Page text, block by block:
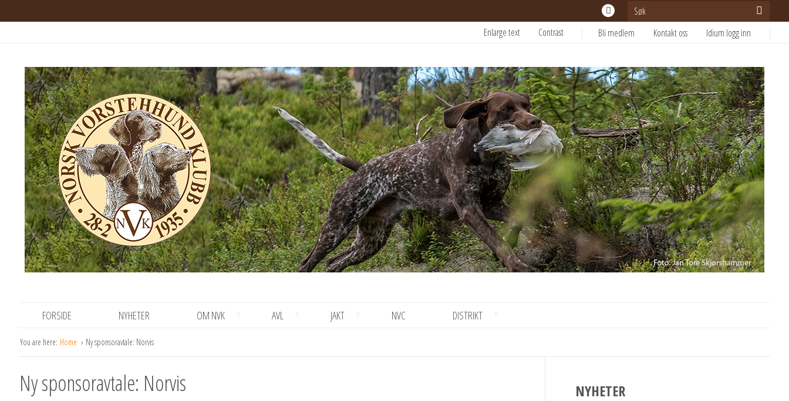
Enlarge text Contrast Bli medlem Kontakt oss Idium logg inn
FORSIDE NYHETER OM NVK AVL JAKT NVC DISTRIKT
You are here: Home Ny sponsoravtale: Norvis
Ny sponsoravtale: Norvis NYHETER